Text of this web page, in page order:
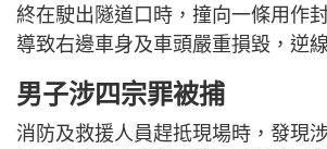
終在駛出隧道口時，撞向一條用作
導致右邊車身及車頭嚴重損毀，逆
男子涉四宗罪被捕
消防及救援人員趕抵現場時，發現